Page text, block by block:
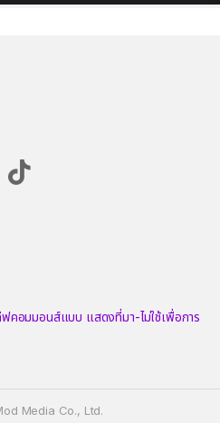
อมมอนส์แบบ แสดงที่มา-ไม่ใช้เพื่อการ
Media Co., Ltd.